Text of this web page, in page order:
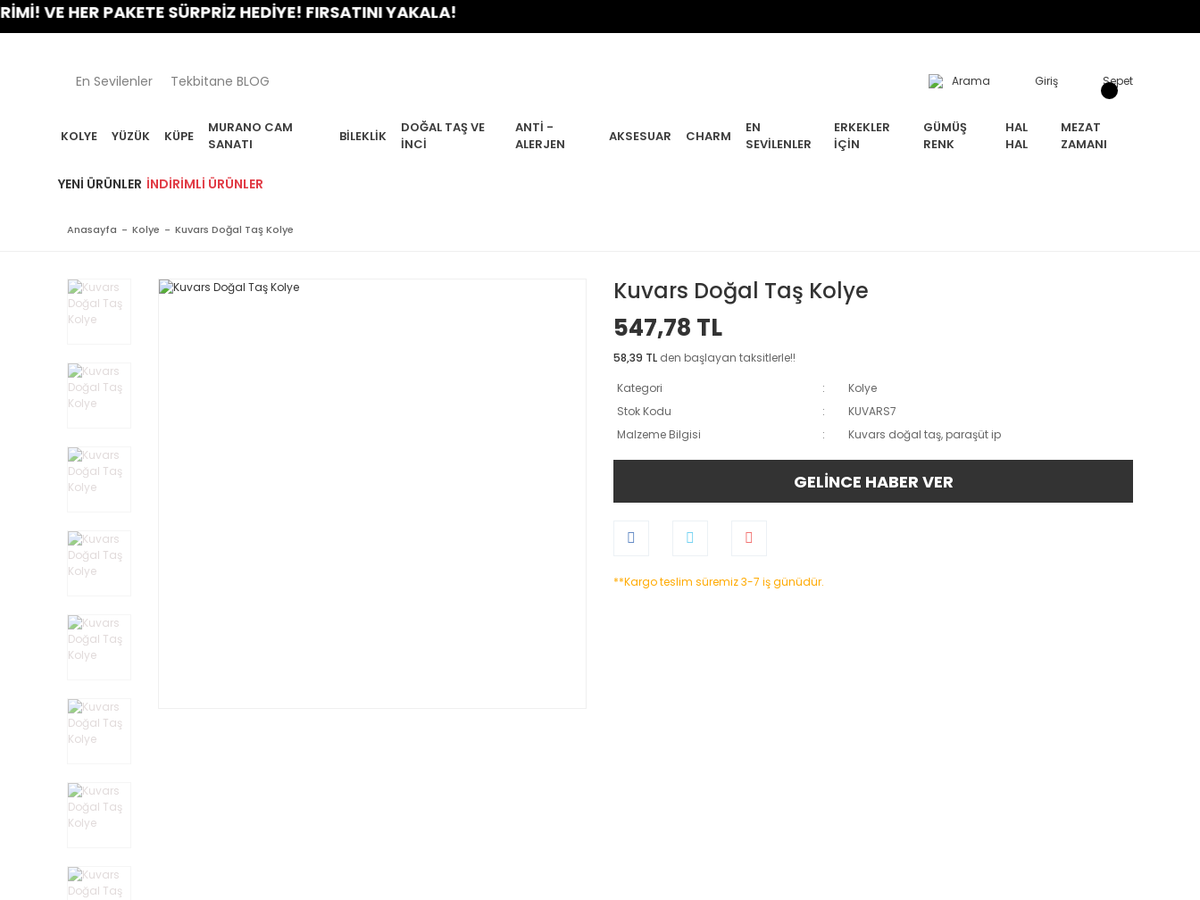
HER PAKETE SÜRPRİZ HEDİYE! FIRSATINI YAKALA!
En Sevilenler Tekbitane BLOG Arama Giriş Sepet
KOLYE YÜZÜK KÜPE
MURANO CAM
SANATI
BILEKLIK
DOĞAL TAŞ VE
İNCI
ANTI -
ALERJEN
AKSESUAR CHARM
EN
SEVILENLER
ERKEKLER
İÇIN
GÜMÜŞ
RENK
HAL
HAL
MEZAT
ZAMANI
YENI ÜRÜNLER İNDIRIMLI ÜRÜNLER
Anasayfa Kolye Kuvars Doğal Taş Kolye
Kuvars Doğal Taş Kolye
547,78 TL
58,39 TL den başlayan taksitlerle!!
Kategori
Kolye
Stok Kodu
KUVARS7
Malzeme Bilgisi
Kuvars doğal taş, paraşüt ip
GELİNCE HABER VER
**Kargo teslim süremiz 3-7 iş günüdür.